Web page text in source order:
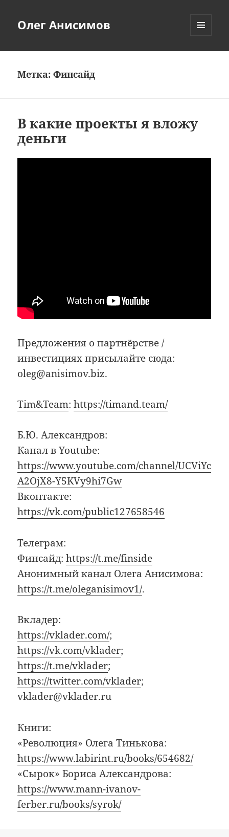
Олег Анисимов
Метка:Финсайд
В какие проекты я вложу
деньги
Предложения о партнёрстве /
инвестициях присылайте сюда:
oleg@anisimov.biz.
Tim&Team:https://timand.team/
Б.Ю. Александров:
Канал в Youtube:
https://www.youtube.com/channel/UCViYc
A2OjX8-Y5KVy9hi7Gw
Вконтакте:
https://vk.com/public127658546
Телеграм:
Финсайд:https://t.me/finside
Анонимный канал Олега Анисимова:
https://t.me/oleganisimov1/.
Вкладер:
https://vklader.com/;
https://vk.com/vklader;
https://t.me/vklader;
https://twitter.com/vklader;
vklader@vklader.ru
Книги:
«Революция» Олега Тинькова:
https://www.labirint.ru/books/654682/
«Сырок» Бориса Александрова:
https://www.mann-ivanov-
ferber.ru/books/syrok/